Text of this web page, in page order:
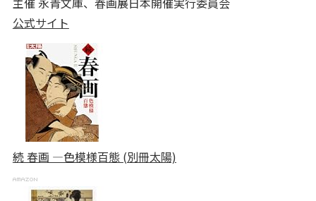
公式サイト
続 春画 ―色模様百態 (別冊太陽)